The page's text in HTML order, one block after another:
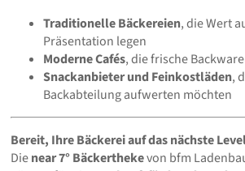
Traditionelle Bäckereien, die Wert
Präsentation legen
Moderne Cafés, die frische
Snackanbieter und Feinkostläden,
Backabteilung aufwerten möchten
Bereit, Ihre Bäckerei auf das nächste
Dienear 7° Bäckerthekevon bfm